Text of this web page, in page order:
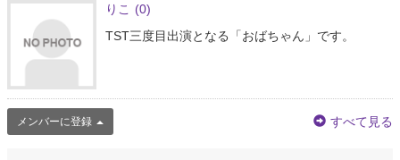
りこ
(0)
TST三度目出演となる「おばちゃん」です。
メンバーに登録 すべて見る